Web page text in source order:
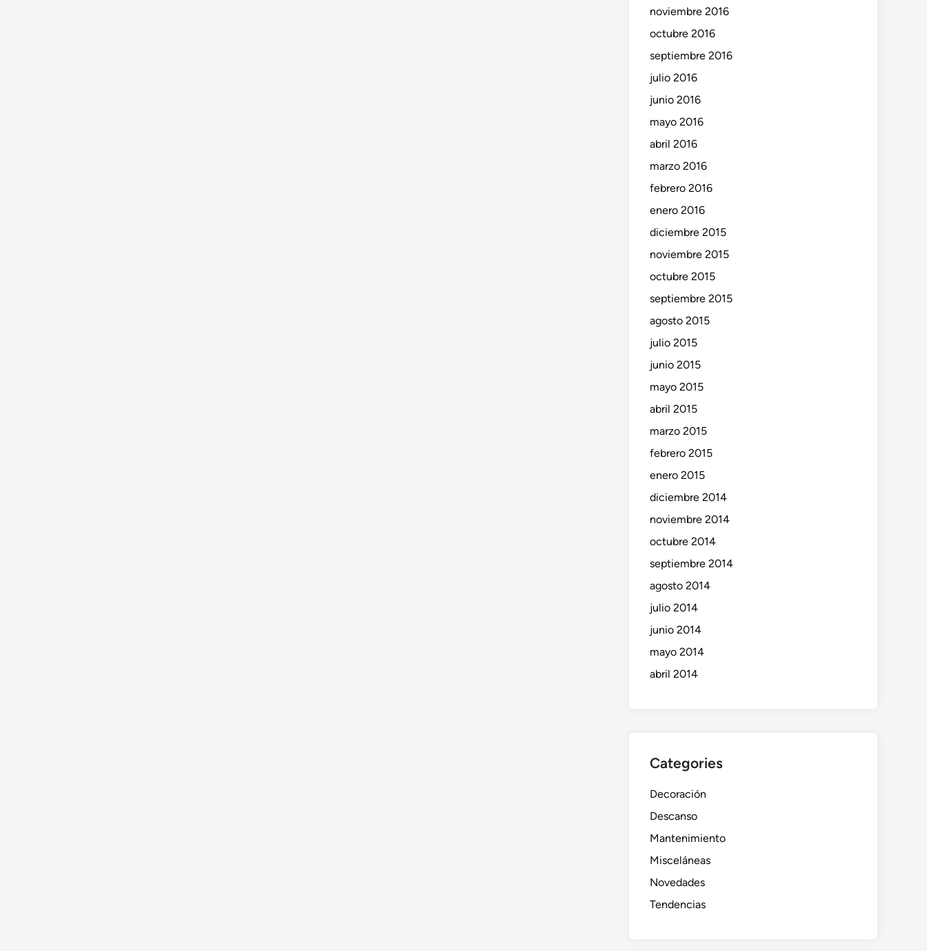
noviembre 2016
octubre 2016
septiembre 2016
julio 2016
junio 2016
mayo 2016
abril 2016
marzo 2016
febrero 2016
enero 2016
diciembre 2015
noviembre 2015
octubre 2015
septiembre 2015
agosto 2015
julio 2015
junio 2015
mayo 2015
abril 2015
marzo 2015
febrero 2015
enero 2015
diciembre 2014
noviembre 2014
octubre 2014
septiembre 2014
agosto 2014
julio 2014
junio 2014
mayo 2014
abril 2014
Categories
Decoración
Descanso
Mantenimiento
Misceláneas
Novedades
Tendencias